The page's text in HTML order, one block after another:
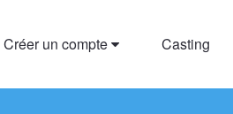
Créer un compte Casting